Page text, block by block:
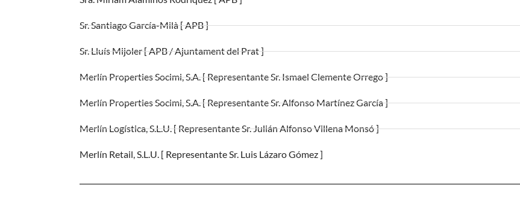
Sr. Santiago García-Milà [ APB ]
Sr. Lluís Mijoler [ APB / Ajuntament del Prat ]
Merlín Properties Socimi, S.A. [ Representante Sr. Ismael Clemente Orrego ]
Merlín Properties Socimi, S.A. [ Representante Sr. Alfonso Martínez García ]
Merlín Logística, S.L.U. [ Representante Sr. Julián Alfonso Villena Monsó ]
Merlín Retail, S.L.U. [ Representante Sr. Luis Lázaro Gómez ]